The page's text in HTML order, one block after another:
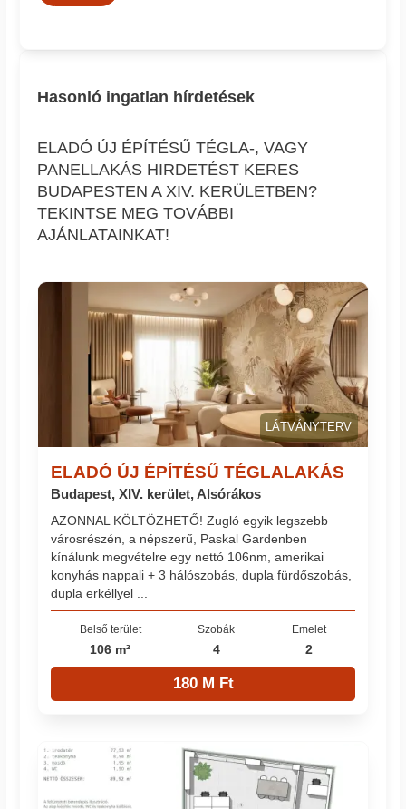
Hasonló ingatlan hírdetések
ELADÓ ÚJ ÉPÍTÉSŰ TÉGLA-, VAGY
PANELLAKÁS HIRDETÉST KERES
BUDAPESTEN A XIV. KERÜLETBEN?
TEKINTSE MEG TOVÁBBI
AJÁNLATAINKAT!
LÁTVÁNYTERV
ELADÓ ÚJ ÉPÍTÉSŰ TÉGLALAKÁS
Budapest, XIV. kerület, Alsórákos
AZONNAL KÖLTÖZHETŐ! Zugló egyik legszebb
városrészén, a népszerű, Paskal Gardenben
kínálunk megvételre egy nettó 106nm, amerikai
konyhás nappali + 3 hálószobás, dupla fürdőszobás,
dupla erkéllyel ...
Belső terület
106 m²
Szobák
4
Emelet
2
180 M Ft